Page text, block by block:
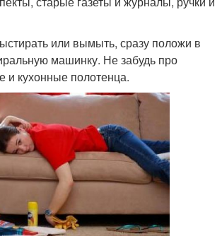
или вымыть, сразу положи в
машинку. Не забудь про
и кухонные полотенца.